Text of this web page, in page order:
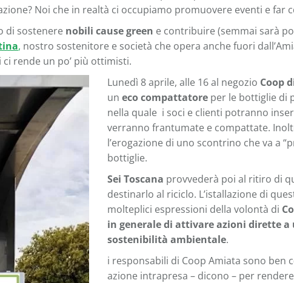
Noi che in realtà ci occupiamo promuovere eventi e far
di sostenere nobili cause green e contribuire (semmai sarà
, nostro sostenitore e società che opera anche fuori
ci rende un po’ più ottimisti.
Lunedì 8 aprile, alle 16 al negozio Coop
un eco compattatore per le bottiglie di
nella quale i soci e clienti potranno
verranno frantumate e compattate.
l’erogazione di uno scontrino che va a
bottiglie.
Sei Toscana provvederà poi al ritiro di
destinarlo al riciclo. L’istallazione di
molteplici espressioni della volontà di
in generale di attivare azioni dirette a
sostenibilità ambientale.
i responsabili di Coop Amiata sono ben
azione intrapresa – dicono – per